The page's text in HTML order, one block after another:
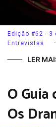
Edição #62 - 3
Entrevistas
LER
O Guia
Os